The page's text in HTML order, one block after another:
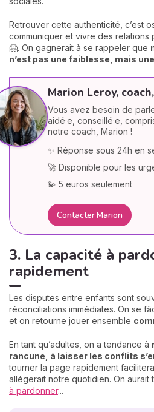
Retrouver cette authenticité, c’est
communiquer et vivre des
🤗. On gagnerait à se rappeler que
n’est pas une faiblesse, mais
Marion Leroy,
Vous avez besoin de
aidé·e, conseillé·e,
notre coach, Marion !
✨ Réponse sous 24h en
🚀 Disponible pour les
💫 5 euros seulement
Contacter Marion
3. La capacité à
rapidement
Les disputes entre enfants sont
réconciliations immédiates. On se
et on retourne jouer ensemble
En tant qu’adultes, on a tendance à
rancune, à laisser les conflits
tourner la page rapidement
allégerait notre quotidien. On aurait
à pardonner...